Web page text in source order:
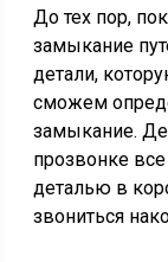
До тех пор,
замыкание
детали,
сможем
замыкание.
прозвонке
деталью в
звониться